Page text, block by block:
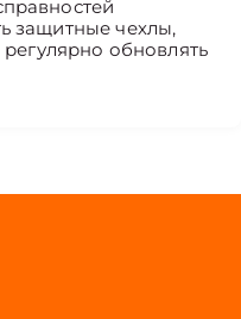
защитные чехлы,
регулярно обновлять